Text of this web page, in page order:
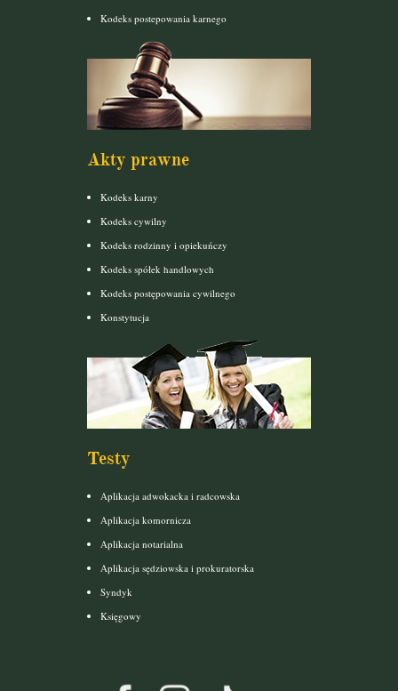
Kodeks postepowania karnego
Akty prawne
Kodeks karny
Kodeks cywilny
Kodeks rodzinny i opiekuńczy
Kodeks spółek handlowych
Kodeks postępowania cywilnego
Konstytucja
Testy
Aplikacja adwokacka i radcowska
Aplikacja komornicza
Aplikacja notarialna
Aplikacja sędziowska i prokuratorska
Syndyk
Księgowy